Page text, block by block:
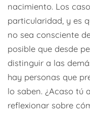
nacimiento. Los
particularidad, y es
no sea consciente
posible que desde
distinguir a las
hay personas que
lo saben. ¿Acaso tú
reflexionar sobre